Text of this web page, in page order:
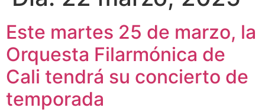
Este martes 25 de marzo, la
Orquesta Filarmónica de
Cali tendrá su concierto de
temporada